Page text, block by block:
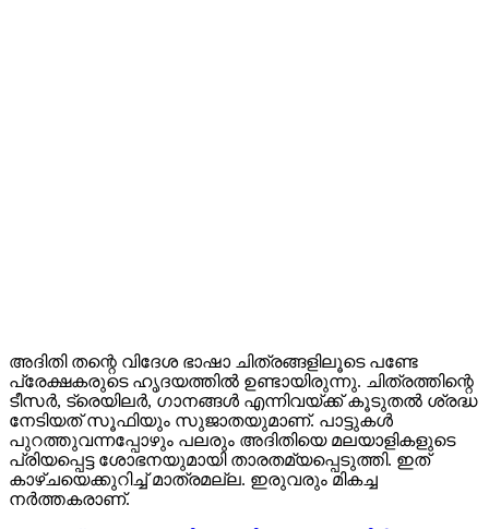
അദിതി തന്റെ വിദേശ ഭാഷാ ചിത്രങ്ങളിലൂടെ പണ്ടേ
പ്രേക്ഷകരുടെ ഹൃദയത്തിൽ ഉണ്ടായിരുന്നു. ചിത്രത്തിന്റെ
ടീസർ, ട്രെയിലർ, ഗാനങ്ങൾ എന്നിവയ്ക്ക് കൂടുതൽ ശ്രദ്ധ
നേടിയത് സൂഫിയും സുജാതയുമാണ്. പാട്ടുകൾ
പുറത്തുവന്നപ്പോഴും പലരും അദിതിയെ മലയാളികളുടെ
പ്രിയപ്പെട്ട ശോഭനയുമായി താരതമ്യപ്പെടുത്തി. ഇത്
കാഴ്ചയെക്കുറിച്ച് മാത്രമല്ല. ഇരുവരും മികച്ച
നർത്തകരാണ്.